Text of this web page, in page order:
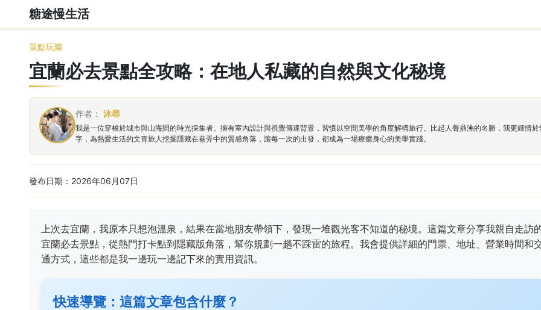
糖途慢生活
景點玩樂
宜蘭必去景點全攻略：在地人私藏的自然與文化秘境
作者： 沐尋
我是一位穿梭於城市與山海間的時光採集者。擁有室內設計與視覺傳達背景，習慣以空間美學的角度解構旅行。比起人聲鼎沸的名勝，我更鍾情
字，為熱愛生活的文青旅人挖掘隱藏在巷弄中的質感角落，讓每一次的出發，都成為一場療癒身心的美學實踐。
發布日期：2026年06月07日
上次去宜蘭，我原本只想泡溫泉，結果在當地朋友帶領下，發現一堆觀光客不知道的秘境。這篇文章分享我親自走訪
宜蘭必去景點，從熱門打卡點到隱藏版角落，幫你規劃一趟不踩雷的旅程。我會提供詳細的門票、地址、營業時間和
通方式，這些都是我一邊玩一邊記下來的實用資訊。
快速導覽：這篇文章包含什麼？